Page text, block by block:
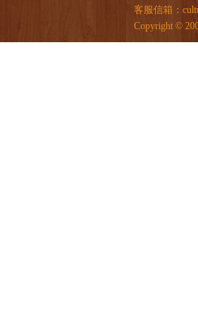
客服信箱：
Copyright ©